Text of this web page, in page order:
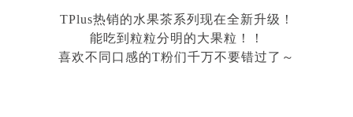
TPlus热销的水果茶系列现在全新升级！
能吃到粒粒分明的大果粒！！
喜欢不同口感的T粉们千万不要错过了～